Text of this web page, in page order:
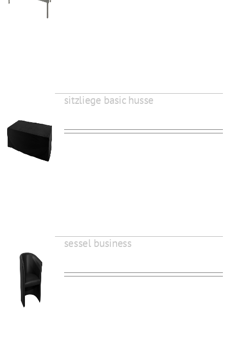
sitzliege basic husse
sessel business